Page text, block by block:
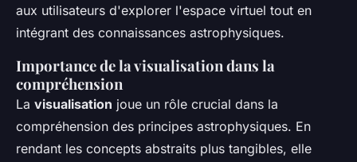
aux utilisateurs d'explorer l'espace virtuel tout en
intégrant des connaissances astrophysiques.
Importance de la visualisation dans la
compréhension
La visualisation joue un rôle crucial dans la
compréhension des principes astrophysiques. En
rendant les concepts abstraits plus tangibles, elle